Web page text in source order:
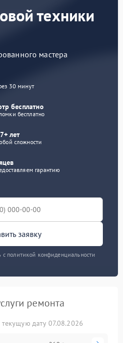
техники
мастера
30 минут
бесплатно
бесплатно
лет
сложности
гарантию
заявку
с политикой конфиденциальности
ремонта
дату 07.08.2026